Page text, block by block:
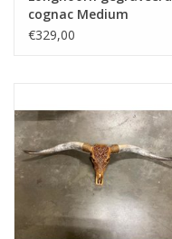
cognac Medium
€329,00